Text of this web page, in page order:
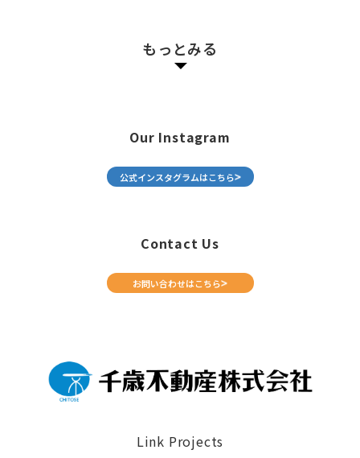
もっとみる
Our Instagram
公式インスタグラムはこちら
Contact Us
お問い合わせはこちら
Link Projects